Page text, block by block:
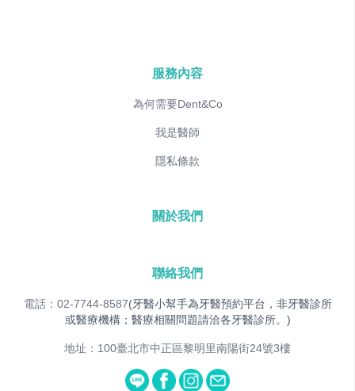
服務內容
為何需要Dent&Co
我是醫師
隱私條款
關於我們
聯絡我們
電話：02-7744-8587(牙醫小幫手為牙醫預約平台，非牙醫診所
或醫療機構；醫療相關問題請洽各牙醫診所。)
地址：100臺北市中正區黎明里南陽街24號3樓